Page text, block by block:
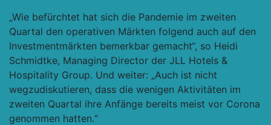
„Wie befürchtet hat sich die Pandemie im zweiten
Quartal den operativen Märkten folgend auch auf den
Investmentmärkten bemerkbar gemacht“, so Heidi
Schmidtke, Managing Director der JLL Hotels &
Hospitality Group. Und weiter: „Auch ist nicht
wegzudiskutieren, dass die wenigen Aktivitäten im
zweiten Quartal ihre Anfänge bereits meist vor Corona
genommen hatten.“